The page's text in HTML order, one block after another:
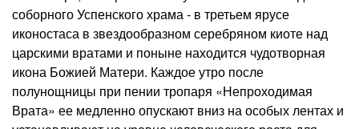
соборного Успенского храма - в третьем ярусе
иконостаса в звездообразном серебряном киоте над
царскими вратами и поныне находится чудотворная
икона Божией Матери. Каждое утро после
полунощницы при пении тропаря «Непроходимая
Врата» ее медленно опускают вниз на особых лентах и